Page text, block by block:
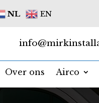
NL EN
Over ons Airco